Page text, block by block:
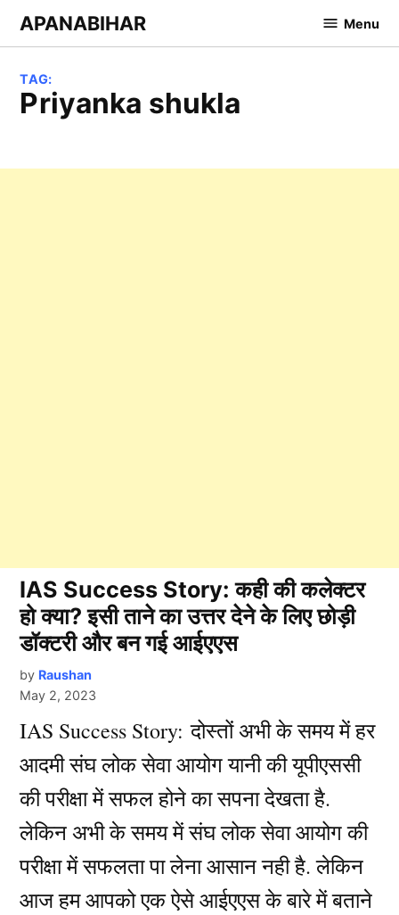
SkipAPANABIHAR Menu
TAG:
priyanka shukla
IAS Success Story: कही की कलेक्टर
हो क्या? इसी ताने का उत्तर देने के लिए छोड़ी
डॉक्टरी और बन गई आईएएस
by Raushan
May 2, 2023
IAS Success Story: दोस्तों अभी के समय में हर
आदमी संघ लोक सेवा आयोग यानी की यूपीएससी
की परीक्षा में सफल होने का सपना देखता है.
लेकिन अभी के समय में संघ लोक सेवा आयोग की
परीक्षा में सफलता पा लेना आसान नही है. लेकिन
आज हम आपको एक ऐसे आईएएस के बारे में बताने